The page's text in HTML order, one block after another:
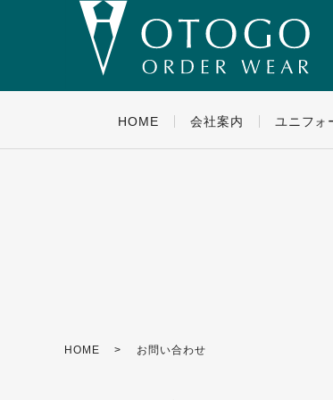
HOME 会社案内 ユニフォ
HOME お問い合わせ